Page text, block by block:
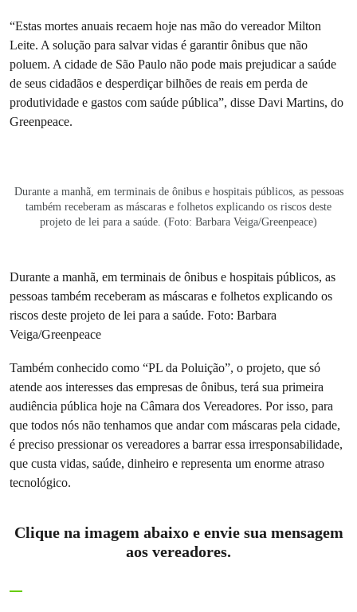
“Estas mortes anuais recaem hoje nas mão do vereador Milton
Leite. A solução para salvar vidas é garantir ônibus que não
poluem. A cidade de São Paulo não pode mais prejudicar a saúde
de seus cidadãos e desperdiçar bilhões de reais em perda de
produtividade e gastos com saúde pública”, disse Davi Martins, do
Greenpeace.
Durante a manhã, em terminais de ônibus e hospitais públicos, as pessoas
também receberam as máscaras e folhetos explicando os riscos deste
projeto de lei para a saúde. (Foto: Barbara Veiga/Greenpeace)
Durante a manhã, em terminais de ônibus e hospitais públicos, as
pessoas também receberam as máscaras e folhetos explicando os
riscos deste projeto de lei para a saúde. Foto: Barbara
Veiga/Greenpeace
Também conhecido como “PL da Poluição”, o projeto, que só
atende aos interesses das empresas de ônibus, terá sua primeira
audiência pública hoje na Câmara dos Vereadores. Por isso, para
que todos nós não tenhamos que andar com máscaras pela cidade,
é preciso pressionar os vereadores a barrar essa irresponsabilidade,
que custa vidas, saúde, dinheiro e representa um enorme atraso
tecnológico.
Clique na imagem abaixo e envie sua mensagem
aos vereadores.